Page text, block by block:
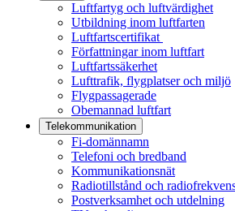
Luftfartyg och luftvärdighet
Utbildning inom luftfarten
Luftfartscertifikat
Författningar inom luftfart
Luftfartssäkerhet
Lufttrafik, flygplatser och miljö
Flygpassagerade
Obemannad luftfart
Telekommunikation
Fi-domännamn
Telefoni och bredband
Kommunikationsnät
Radiotillstånd och
Postverksamhet och utdelning